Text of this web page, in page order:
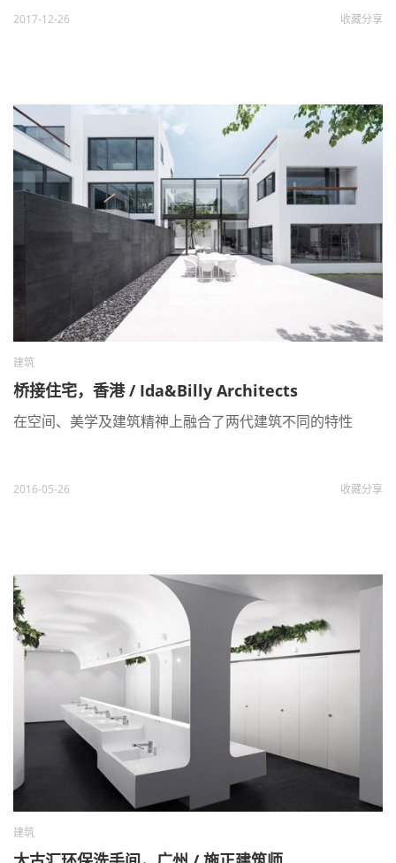
2017-12-26 收藏分享
建筑
桥接住宅，香港 / Ida&Billy Architects
在空间、美学及建筑精神上融合了两代建筑不同的特性
2016-05-26 收藏分享
建筑